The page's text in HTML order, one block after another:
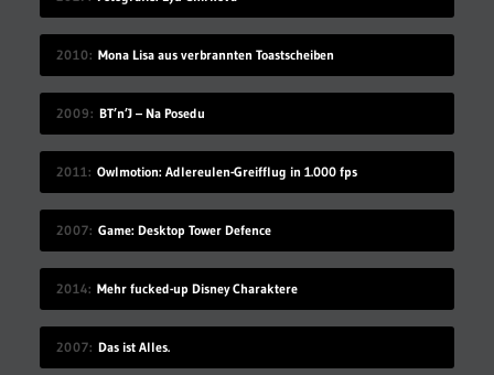
2010 Mona Lisa aus verbrannten Toastscheiben
2009 BT’n’J – Na Posedu
2011 Owlmotion: Adlereulen-Greifflug in 1.000 fps
2007 Game: Desktop Tower Defence
2014 Mehr fucked-up Disney Charaktere
2007 Das ist Alles.